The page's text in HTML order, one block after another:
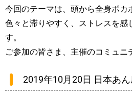
今回のテーマは、頭から全身ポ
色々と滞りやすく、ストレスを
す。
ご参加の皆さま、主催のコミュ
2019年10月20日 日本あ